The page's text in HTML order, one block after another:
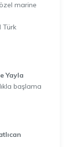
marine
Türk
Yayla
başlama